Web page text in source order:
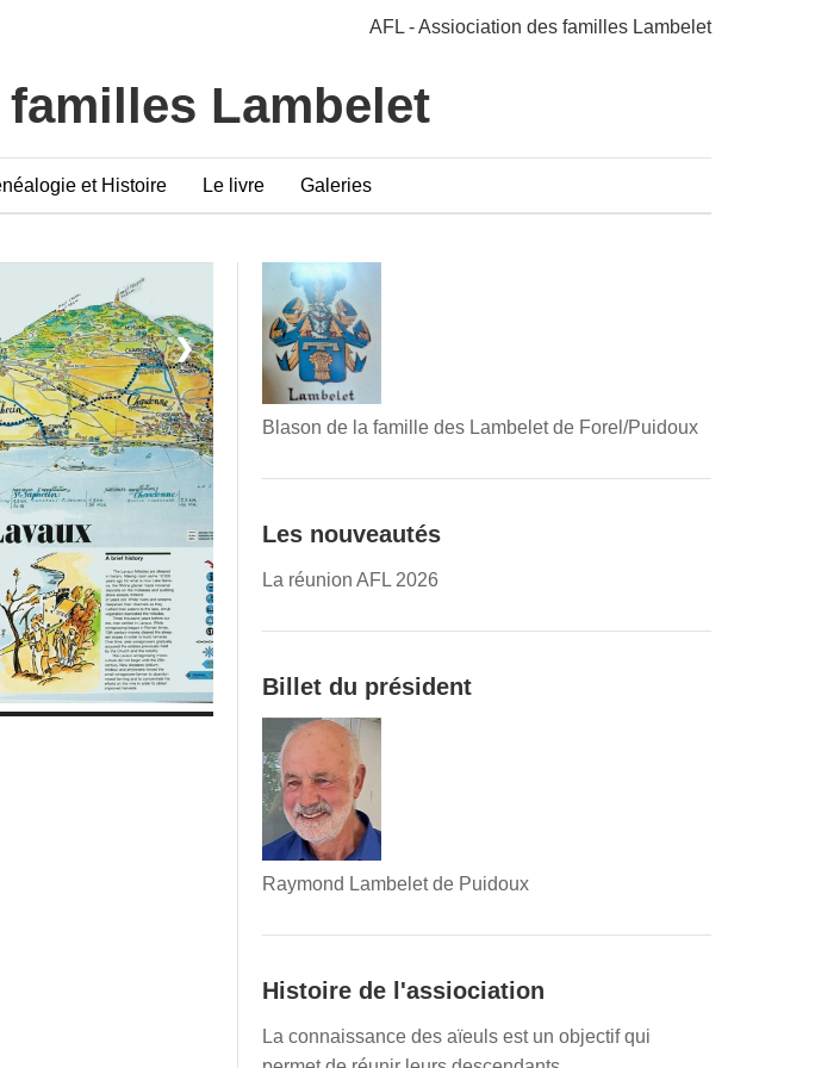
AFL - Assiociation des familles Lambelet
Lambelet
et Histoire Le livre Galeries
❯
Blason de la famille des Lambelet de Forel/Puidoux
Les nouveautés
La réunion AFL 2026
Billet du président
Raymond Lambelet de Puidoux
Histoire de l'assiociation
La connaissance des aïeuls est un objectif qui